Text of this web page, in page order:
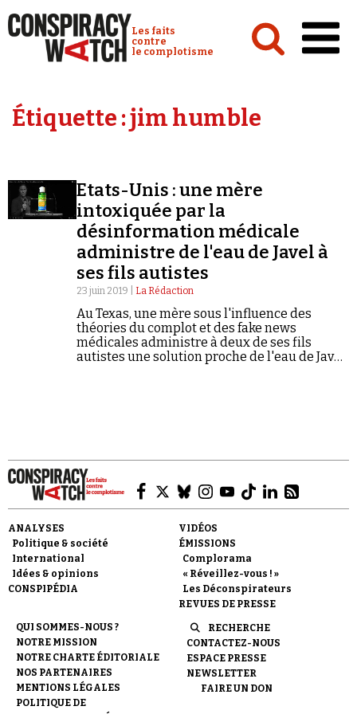
Conspiracy Watch :
Les faits
contre
le complotisme
Analyses
Vidéos
Émissions
Revues de presse
Newsletter
Demander à Vera
Étiquette :jim humble
Etats-Unis : une mère
intoxiquée par la
désinformation médicale
administre de l'eau de Javel à
ses fils autistes
23 juin 2019 | La Rédaction
Au Texas, une mère sous l'influence des
théories du complot et des fake news
médicales administre à deux de ses fils
autistes une solution proche de l'eau de Javel
ANALYSES
Politique & société
International
Idées & opinions
CONSPIPÉDIA
VIDÉOS
ÉMISSIONS
Complorama
« Réveillez-vous ! »
Les Déconspirateurs
REVUES DE PRESSE
QUI SOMMES-NOUS ?
NOTRE MISSION
NOTRE CHARTE ÉDITORIALE
NOS PARTENAIRES
MENTIONS LÉGALES
POLITIQUE DE
RECHERCHE
CONTACTEZ-NOUS
ESPACE PRESSE
NEWSLETTER
FAIRE UN DON